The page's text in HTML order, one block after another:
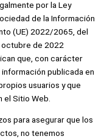
por la Ley
de la Información
(UE) 2022/2065, del
octubre de 2022
que, con carácter
publicada en
usuarios y que
Sitio Web.
para asegurar que los
no tenemos